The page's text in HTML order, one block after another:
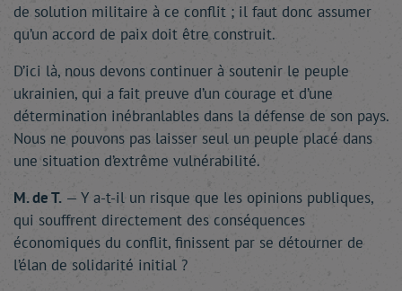
de solution militaire à ce conflit ; il faut donc assumer
qu’un accord de paix doit être construit.
D’ici là, nous devons continuer à soutenir le peuple
ukrainien, qui a fait preuve d’un courage et d’une
détermination inébranlables dans la défense de son pays.
Nous ne pouvons pas laisser seul un peuple placé dans
une situation d’extrême vulnérabilité.
M. de T. — Y a-t-il un risque que les opinions publiques,
qui souffrent directement des conséquences
économiques du conflit, finissent par se détourner de
l’élan de solidarité initial ?